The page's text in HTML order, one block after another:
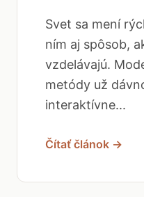
Svet sa mení
ním aj spôsob,
vzdelávajú.
metódy už
interaktívne...
Čítať článok →